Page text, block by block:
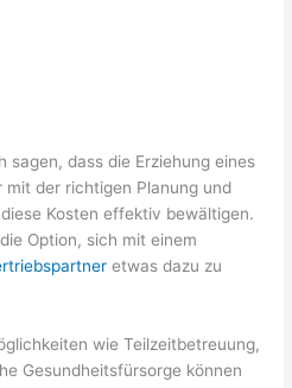
sagen, dass die Erziehung eines
mit der richtigen Planung und
Kosten effektiv bewältigen.
Option, sich mit einem
etwas dazu zu
wie Teilzeitbetreuung,
Gesundheitsfürsorge können